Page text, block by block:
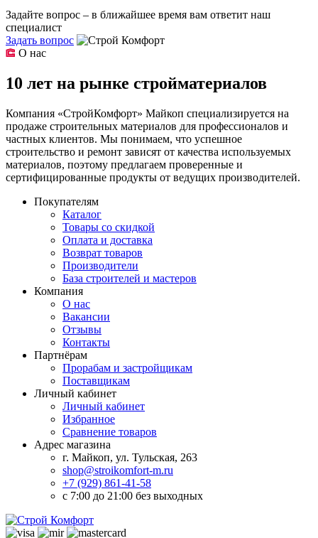
Задайте вопрос – в ближайшее время вам ответит наш
специалист
Задать вопрос
О нас
10 лет на рынке стройматериалов
Компания «СтройКомфорт» Майкоп специализируется на
продаже строительных материалов для профессионалов и
частных клиентов. Мы понимаем, что успешное
строительство и ремонт зависят от качества используемых
материалов, поэтому предлагаем проверенные и
сертифицированные продукты от ведущих производителей.
Покупателям
Каталог
Товары со скидкой
Оплата и доставка
Возврат товаров
Производители
База строителей и мастеров
Компания
О нас
Вакансии
Отзывы
Контакты
Партнёрам
Прорабам и застройщикам
Поставщикам
Личный кабинет
Личный кабинет
Избранное
Сравнение товаров
Адрес магазина
г. Майкоп, ул. Тульская, 263
shop@stroikomfort-m.ru
+7 (929) 861-41-58
с 7:00 до 21:00 без выходных